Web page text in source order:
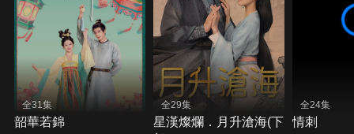
全31集
韶華若錦
全29集
星漢燦爛．月升滄海(下
全24集
情刺